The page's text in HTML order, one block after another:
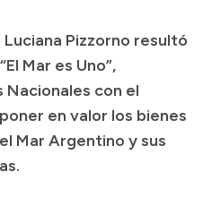
Pizzorno resultó
Mar es Uno”,
Nacionales con el
en valor los bienes
Mar Argentino y sus